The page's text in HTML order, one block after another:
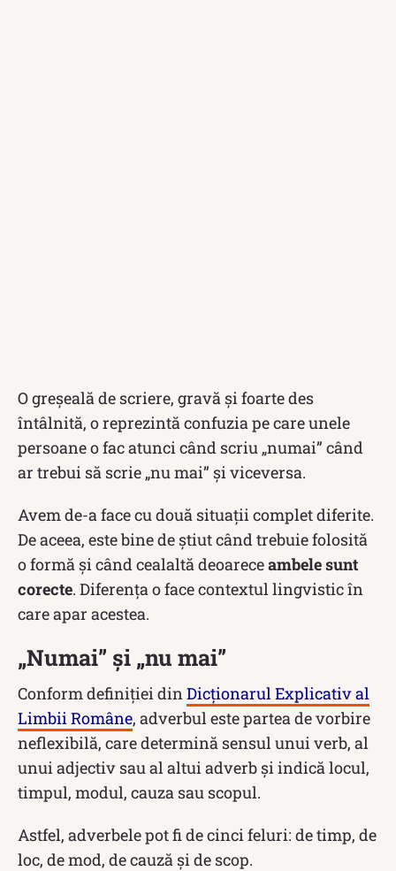
O greșeală de scriere, gravă și foarte des
întâlnită, o reprezintă confuzia pe care unele
persoane o fac atunci când scriu „numai” când
ar trebui să scrie „nu mai” și viceversa.
Avem de-a face cu două situații complet diferite.
De aceea, este bine de știut când trebuie folosită
o formă și când cealaltă deoareceambele sunt
corecte. Diferența o face contextul lingvistic în
care apar acestea.
„Numai” și „nu mai”
Conform definiției din Dicționarul Explicativ al
Limbii Române, adverbul este partea de vorbire
neflexibilă, care determină sensul unui verb, al
unui adjectiv sau al altui adverb și indică locul,
timpul, modul, cauza sau scopul.
Astfel, adverbele pot fi de cinci feluri: de timp, de
loc, de mod, de cauză și de scop.